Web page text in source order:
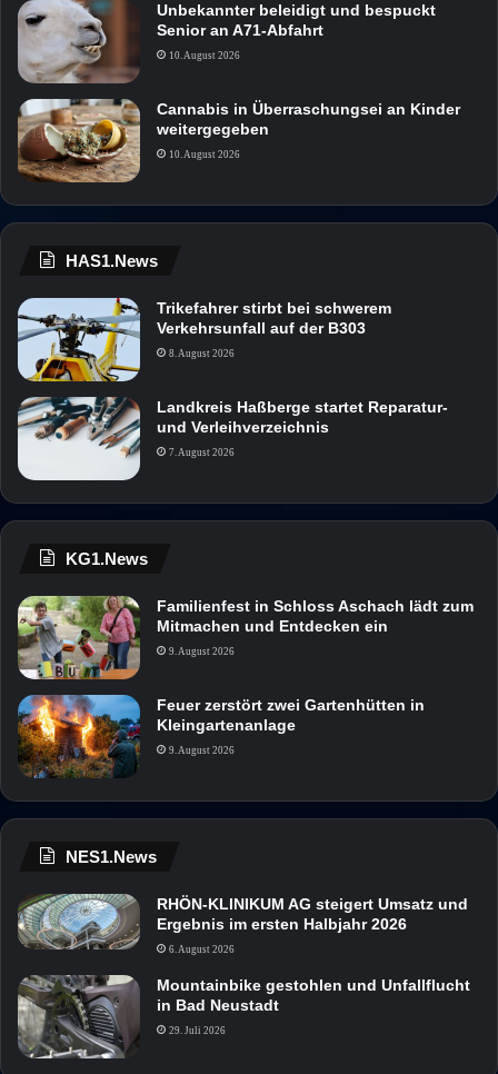
Unbekannter beleidigt und bespuckt
Senior an A71-Abfahrt
10. August 2026
Cannabis in Überraschungsei an Kinder
weitergegeben
10. August 2026
HAS1.News
Trikefahrer stirbt bei schwerem
Verkehrsunfall auf der B303
8. August 2026
Landkreis Haßberge startet Reparatur-
und Verleihverzeichnis
7. August 2026
KG1.News
Familienfest in Schloss Aschach lädt zum
Mitmachen und Entdecken ein
9. August 2026
Feuer zerstört zwei Gartenhütten in
Kleingartenanlage
9. August 2026
NES1.News
RHÖN-KLINIKUM AG steigert Umsatz und
Ergebnis im ersten Halbjahr 2026
6. August 2026
Mountainbike gestohlen und Unfallflucht
in Bad Neustadt
29. Juli 2026